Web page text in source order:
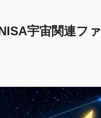
宇宙関連ファ